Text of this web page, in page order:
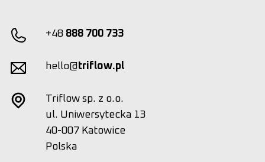
+48 888 700 733
hello@triflow.pl
Triflow sp. z o.o.
ul. Uniwersytecka 13
40-007 Katowice
Polska